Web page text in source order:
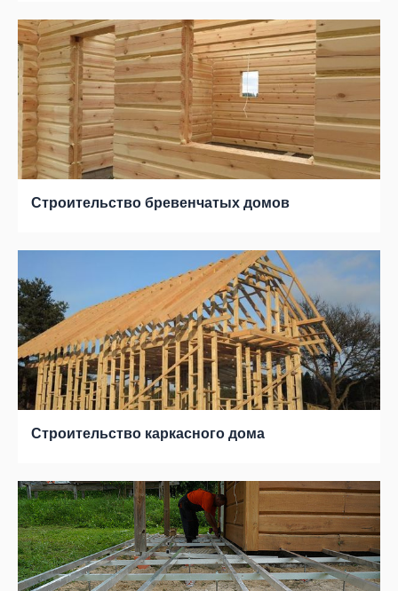
Строительство бревенчатых домов
Строительство каркасного дома